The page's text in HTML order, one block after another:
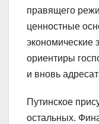
правящего
ценностные
экономические
ориентиры
и вновь
Путинское
остальных.